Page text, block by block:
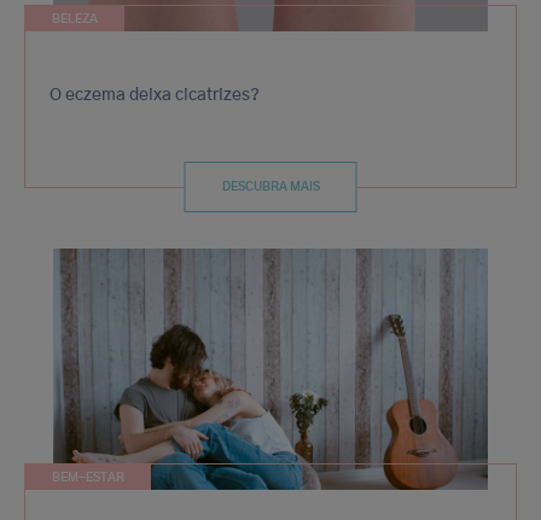
BELEZA
O eczema deixa cicatrizes?
DESCUBRA MAIS
BEM-ESTAR